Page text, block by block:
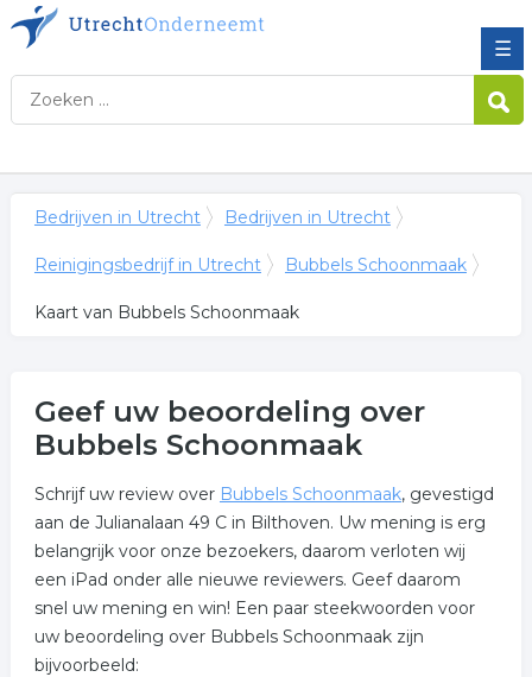
☰
Bedrijven in Utrecht Bedrijven in Utrecht
Reinigingsbedrijf in Utrecht Bubbels Schoonmaak
Kaart van Bubbels Schoonmaak
Geef uw beoordeling over
Bubbels Schoonmaak
Schrijf uw review over Bubbels Schoonmaak, gevestigd
aan de Julianalaan 49 C in Bilthoven. Uw mening is erg
belangrijk voor onze bezoekers, daarom verloten wij
een iPad onder alle nieuwe reviewers. Geef daarom
snel uw mening en win! Een paar steekwoorden voor
uw beoordeling over Bubbels Schoonmaak zijn
bijvoorbeeld: